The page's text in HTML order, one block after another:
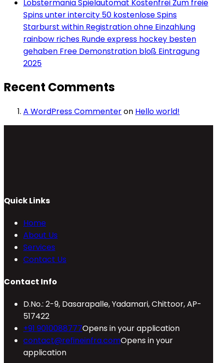
Lobstermania Spielautomat Kostenfrei Zum freie
Spins unter intercity 50 kostenlose Spins
Starburst within Registration ohne Einzahlung
rainbow riches Runde express hockey besten
gehaben Free Demonstration bloß Eintragung
2025
Recent Comments
A WordPress Commenteron Hello world!
Quick Links
Home
About Us
Services
Contact Us
Contact Info
D.No.: 2-9, Dasarapalle, Yadamari, Chittoor, AP-
517422
+91 9010088777Opens in your application
contact@refineinfra.comOpens in your
application